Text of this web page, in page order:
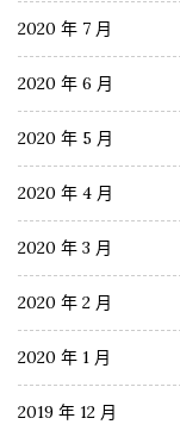
2020 年 7 月
2020 年 6 月
2020 年 5 月
2020 年 4 月
2020 年 3 月
2020 年 2 月
2020 年 1 月
2019 年 12 月